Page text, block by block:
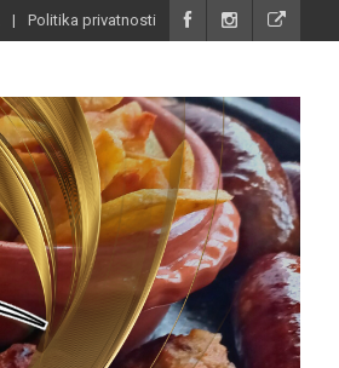
Politika privatnosti